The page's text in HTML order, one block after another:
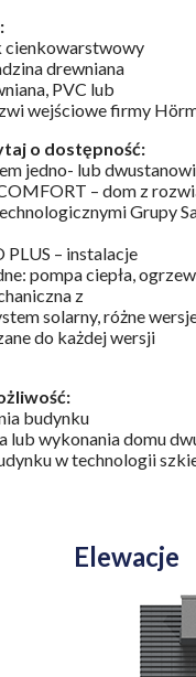
cienkowarstwowy
drewniana
PVC lub
wejściowe firmy
o dostępność:
jedno- lub
– dom z
Grupy
PLUS – instalacje
pompa ciepła,
z
solarny, różne
do każdej wersji
budynku
lub wykonania domu
w technologii
Elewacje